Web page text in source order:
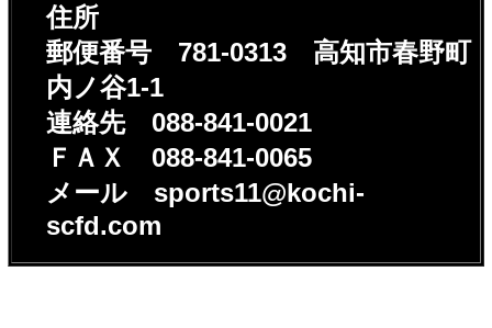
住所
郵便番号 781-0313 高知市春野町
内ノ谷1-1
連絡先 088-841-0021
ＦＡＸ 088-841-0065
メール sports11@kochi-
scfd.com